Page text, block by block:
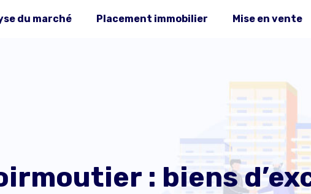
du marché Placement immobilier Mise en vente
: biens